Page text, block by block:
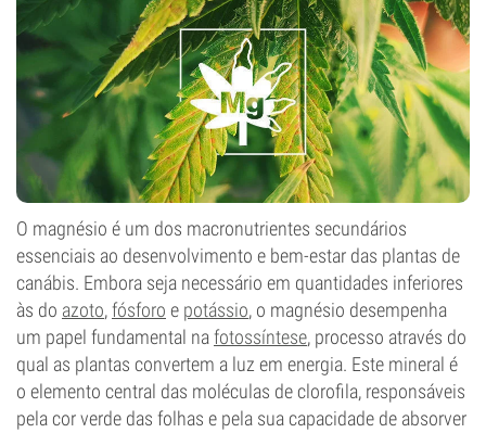
O magnésio é um dos macronutrientes secundários
essenciais ao desenvolvimento e bem-estar das plantas de
canábis. Embora seja necessário em quantidades inferiores
às do azoto,fósforo e potássio, o magnésio desempenha
um papel fundamental nafotossíntese, processo através do
qual as plantas convertem a luz em energia. Este mineral é
o elemento central das moléculas de clorofila, responsáveis
pela cor verde das folhas e pela sua capacidade de absorver